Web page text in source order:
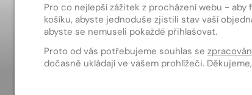
Patička webu
digiport.cz ©
Pro co nejlepší zážitek z procházení webu -
košíku, abyste jednoduše zjistili stav vaší
abyste se nemuseli pokaždé přihlašovat.
Proto od vás potřebujeme souhlas se
dočasně ukládají ve vašem prohlížeči.